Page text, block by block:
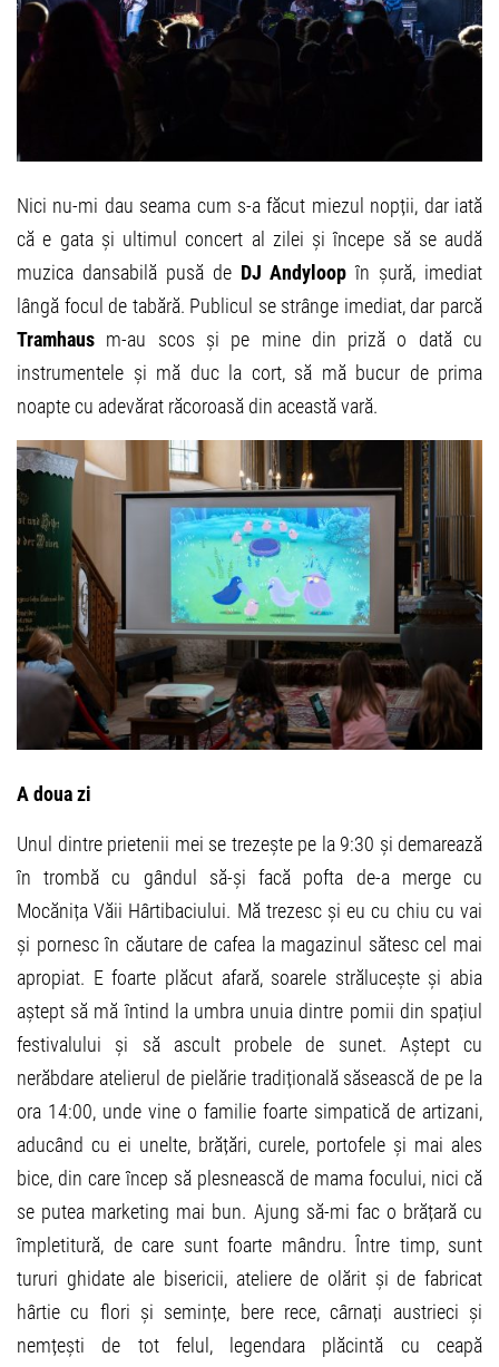
Nici nu-mi dau seama cum s-a făcut miezul nopții, dar iată
că e gata și ultimul concert al zilei și începe să se audă
muzica dansabilă pusă de DJ Andyloop în șură, imediat
lângă focul de tabără. Publicul se strânge imediat, dar parcă
Tramhaus m-au scos și pe mine din priză o dată cu
instrumentele și mă duc la cort, să mă bucur de prima
noapte cu adevărat răcoroasă din această vară.
A doua zi
Unul dintre prietenii mei se trezește pe la 9:30 și demarează
în trombă cu gândul să-și facă pofta de-a merge cu
Mocănița Văii Hârtibaciului. Mă trezesc și eu cu chiu cu vai
și pornesc în căutare de cafea la magazinul sătesc cel mai
apropiat. E foarte plăcut afară, soarele strălucește și abia
aștept să mă întind la umbra unuia dintre pomii din spațiul
festivalului și să ascult probele de sunet. Aștept cu
nerăbdare atelierul de pielărie tradițională săsească de pe la
ora 14:00, unde vine o familie foarte simpatică de artizani,
aducând cu ei unelte, brățări, curele, portofele și mai ales
bice, din care încep să plesnească de mama focului, nici că
se putea marketing mai bun. Ajung să-mi fac o brățară cu
împletitură, de care sunt foarte mândru. Între timp, sunt
tururi ghidate ale bisericii, ateliere de olărit și de fabricat
hârtie cu flori și semințe, bere rece, cârnați austrieci și
nemțești de tot felul, legendara plăcintă cu ceapă